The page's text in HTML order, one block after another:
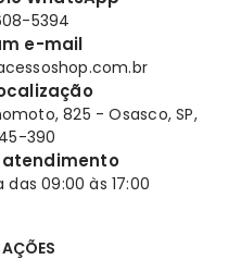
5394
e-mail
825 - Osasco, SP,
390
atendimento
09:00 às 17:00